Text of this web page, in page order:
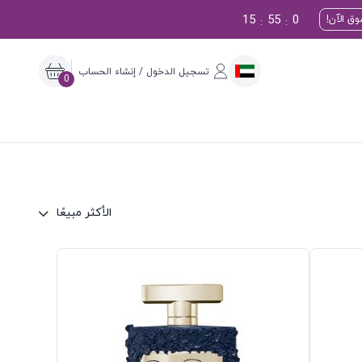
الآن! 59
54
15
تسجيل الدخول / إنشاء الحساب
0
الأكثر مبيعًا